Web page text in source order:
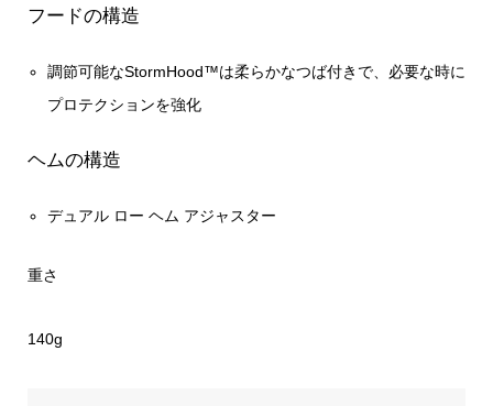
フードの構造
調節可能なStormHood™は柔らかなつば付きで、必要な時に
プロテクションを強化
ヘムの構造
デュアル ロー ヘム アジャスター
重さ
140g